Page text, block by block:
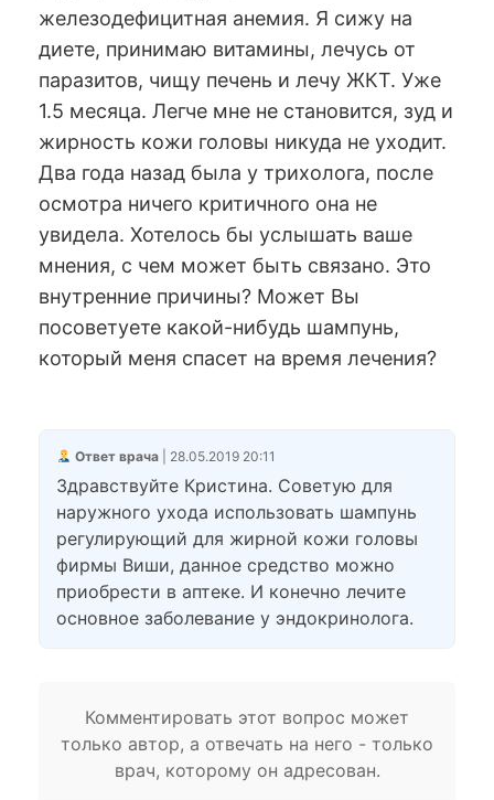
железодефицитная анемия. Я сижу на
диете, принимаю витамины, лечусь от
паразитов, чищу печень и лечу ЖКТ. Уже
1.5 месяца. Легче мне не становится, зуд и
жирность кожи головы никуда не уходит.
Два года назад была у трихолога, после
осмотра ничего критичного она не
увидела. Хотелось бы услышать ваше
мнения, с чем может быть связано. Это
внутренние причины? Может Вы
посоветуете какой-нибудь шампунь,
который меня спасет на время лечения?
Ответ врача| 28.05.2019 20:11
Здравствуйте Кристина. Советую для
наружного ухода использовать шампунь
регулирующий для жирной кожи головы
фирмы Виши, данное средство можно
приобрести в аптеке. И конечно лечите
основное заболевание у эндокринолога.
Комментировать этот вопрос может
только автор, а отвечать на него - только
врач, которому он адресован.